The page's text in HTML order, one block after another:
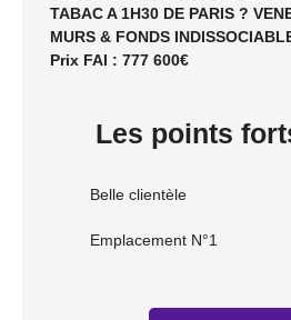
TABAC A 1H30 DE PARIS ?
MURS & FONDS
Prix FAI : 777 600€
Les points
Belle clientèle
Emplacement N°1